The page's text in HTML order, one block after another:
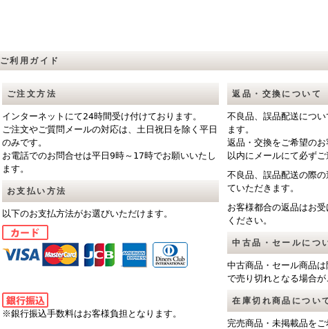
ご利用ガイド
ご注文方法
インターネットにて24時間受け付けております。
ご注文やご質問メールの対応は、土日祝日を除く平日
のみです。
お電話でのお問合せは平日9時～17時でお願いいたし
ます。
お支払い方法
以下のお支払方法がお選びいただけます。
※銀行振込手数料はお客様負担となります。
返品・交換について
不良品、誤品配送につ
ます。
返品・交換をご希望の
以内にメールにて必ずご
不良品、誤品配送の際
ていただきます。
お客様都合の返品はお
ください。
中古品・セールにつ
中古商品・セール商品
で売り切れとなる場合が
在庫切れ商品につい
完売商品・未掲載品を